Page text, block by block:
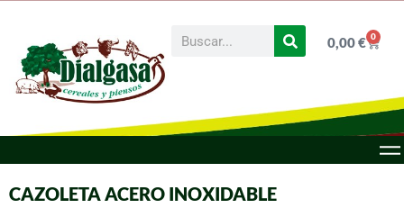
0,00€ 0
CAZOLETA ACERO INOXIDABLE